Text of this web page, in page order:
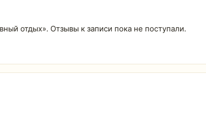
отдых». Отзывы к записи пока не поступали.